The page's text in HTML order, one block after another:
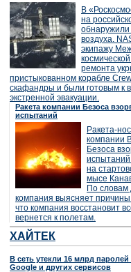
В
на
обнаружили
воздуха.
экипажу
ремонта
пристыкованном корабле
скафандры и были готовым к
экстренной эвакуации.
Ракета компании Безоса
испытаний
Ракета-
компании
Безоса
испытаний
на
мысе
По
компания выясняет
что компания восстановит
вернется к полетам.
ХАЙТЕК
В сеть утекли 16 млрд паролей
Google и других сервисов